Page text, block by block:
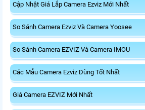
Cập Nhật Giá Lắp Camera Ezviz Mới Nhất
So Sánh Camera Ezviz Và Camera Yoosee
So Sánh Camera EZVIZ Và Camera IMOU
Các Mẫu Camera Ezviz Dùng Tốt Nhất
Giá Camera EZVIZ Mới Nhất